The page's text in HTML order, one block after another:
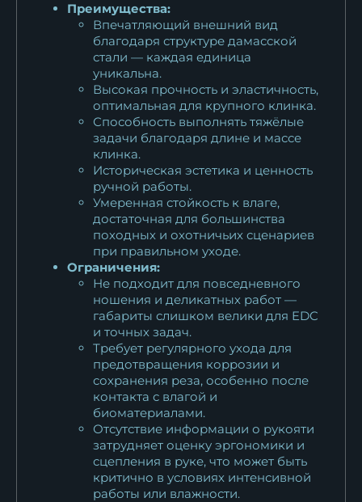
Преимущества:
Впечатляющий внешний вид
благодаря структуре дамасской
стали — каждая единица
уникальна.
Высокая прочность и эластичность,
оптимальная для крупного клинка.
Способность выполнять тяжёлые
задачи благодаря длине и массе
клинка.
Историческая эстетика и ценность
ручной работы.
Умеренная стойкость к влаге,
достаточная для большинства
походных и охотничьих сценариев
при правильном уходе.
Ограничения:
Не подходит для повседневного
ношения и деликатных работ —
габариты слишком велики для EDC
и точных задач.
Требует регулярного ухода для
предотвращения коррозии и
сохранения реза, особенно после
контакта с влагой и
биоматериалами.
Отсутствие информации о рукояти
затрудняет оценку эргономики и
сцепления в руке, что может быть
критично в условиях интенсивной
работы или влажности.